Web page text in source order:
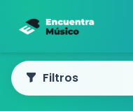
Filtros